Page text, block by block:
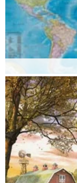
Faisant
Des puzzles